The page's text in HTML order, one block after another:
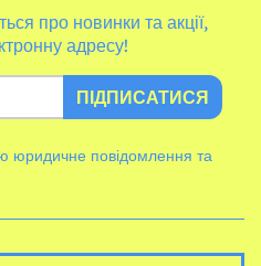
про новинки та акції,
адресу!
ПІДПИСАТИСЯ
юридичне повідомлення та